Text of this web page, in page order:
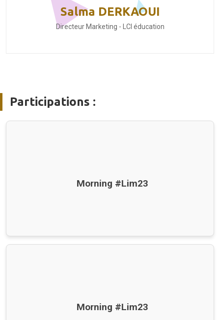
Salma DERKAOUI
Directeur Marketing - LCI éducation
Participations :
Morning #Lim23
Morning #Lim23